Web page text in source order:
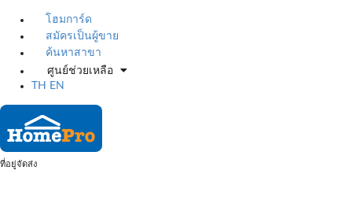
โฮมการ์ด
สมัครเป็นผู้ขาย
ค้นหาสาขา
ศูนย์ช่วยเหลือ
TH
EN
ที่อยู่จัดส่ง